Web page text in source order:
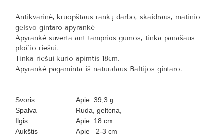
Antikvarinė, kruopštaus rankų darbo, skaidraus, matinio
gelsvo gintaro apyrankė
Apyrankė suverta ant tamprios gumos, tinka panašaus
pločio riešui.
Tinka riešui kurio apimtis 18cm.
Apyrankė pagaminta iš natūralaus Baltijos gintaro.
Svoris
Apie 39,3 g
Spalva
Ruda, geltona,
Ilgis
Aukštis
Apie 18 cm
Apie 2-3 cm